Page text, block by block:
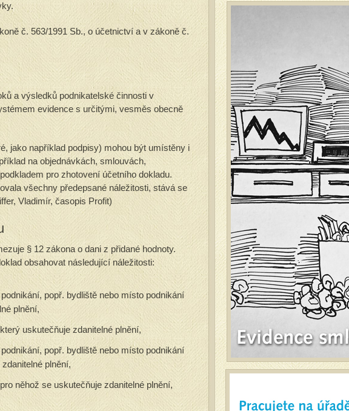
č. 563/1991 Sb., o účetnictví a v zákoně č.
a výsledků podnikatelské činnosti v
evidence s určitými, vesměs obecně
jako například podpisy) mohou být umístěny i
na objednávkách, smlouvách,
pro zhotovení účetního dokladu.
všechny předepsané náležitosti, stává se
Vladimír, časopis Profit)
§ 12 zákona o dani z přidané hodnoty.
obsahovat následující náležitosti:
popř. bydliště nebo místo podnikání
plnění,
uskutečňuje zdanitelné plnění,
popř. bydliště nebo místo podnikání
plnění,
něhož se uskutečňuje zdanitelné plnění,